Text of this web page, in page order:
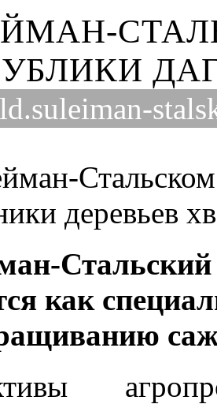
деревьев
Стальский
как